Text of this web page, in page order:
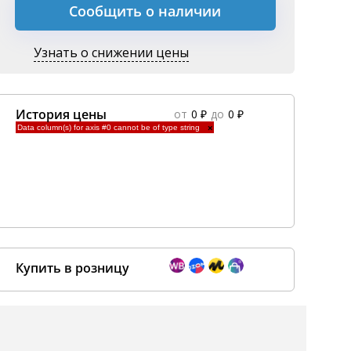
Сообщить о наличии
Узнать о снижении цены
История цены от 0 ₽ до 0 ₽
Data column(s) for axis #0 cannot be of type string ×
Купить в розницу